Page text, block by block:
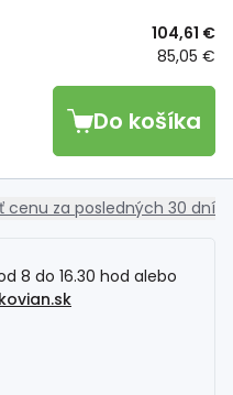
85,05 €
104,61 €
Do košíka
cenu za posledných 30 dní
8 do 16.30 hod alebo